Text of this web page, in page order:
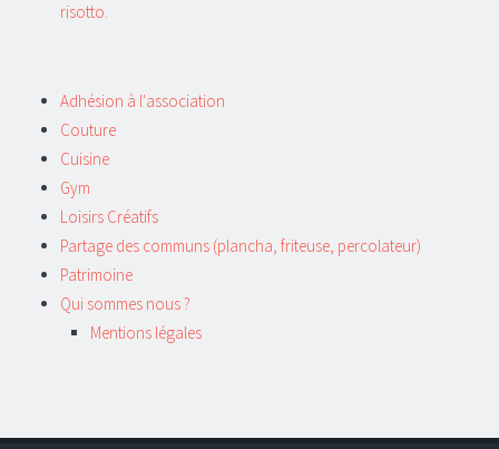
risotto.
Adhésion à l'association
Couture
Cuisine
Gym
Loisirs Créatifs
Partage des communs (plancha, friteuse, percolateur)
Patrimoine
Qui sommes nous ?
Mentions légales